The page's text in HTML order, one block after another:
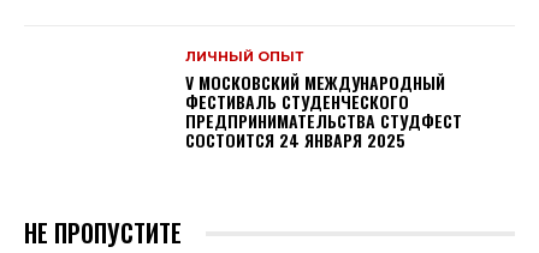
ЛИЧНЫЙ ОПЫТ
V МОСКОВСКИЙ МЕЖДУНАРОДНЫЙ
ФЕСТИВАЛЬ СТУДЕНЧЕСКОГО
ПРЕДПРИНИМАТЕЛЬСТВА СТУДФЕСТ
СОСТОИТСЯ 24 ЯНВАРЯ 2025
НЕ ПРОПУСТИТЕ